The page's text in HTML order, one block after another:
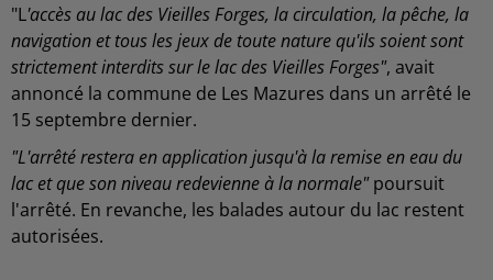
"L'accès au lac des Vieilles Forges, la circulation, la pêche, la
navigation et tous les jeux de toute nature qu'ils soient sont
strictement interdits sur le lac des Vieilles Forges", avait
annoncé la commune de Les Mazures dans un arrêté le
15 septembre dernier.
"L'arrêté restera en application jusqu'à la remise en eau du
lac et que son niveau redevienne à la normale"poursuit
l'arrêté. En revanche, les balades autour du lac restent
autorisées.